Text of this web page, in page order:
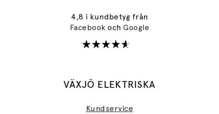
4,8 i kundbetyg från
FacebookochGoogle
VÄXJÖ ELEKTRISKA
Kundservice